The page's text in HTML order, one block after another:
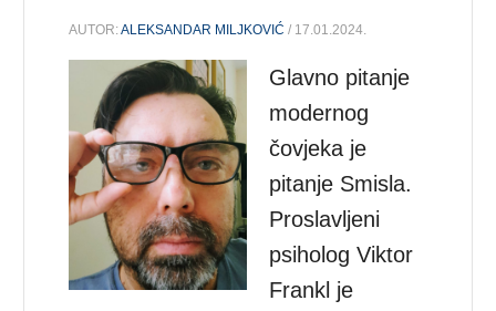
AUTOR:ALEKSANDAR MILJKOVIĆ / 17.01.2024.
Glavno pitanje
modernog
čovjeka je
pitanje Smisla.
Proslavljeni
psiholog Viktor
Frankl je